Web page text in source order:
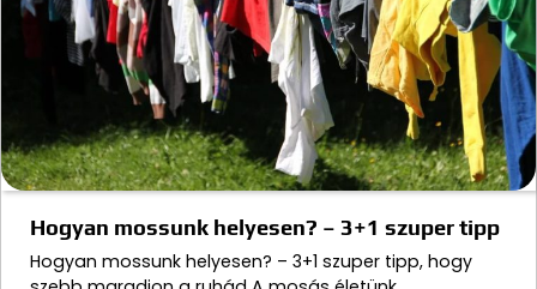
Hogyan mossunk helyesen? – 3+1 szuper tipp
Hogyan mossunk helyesen? – 3+1 szuper tipp, hogy